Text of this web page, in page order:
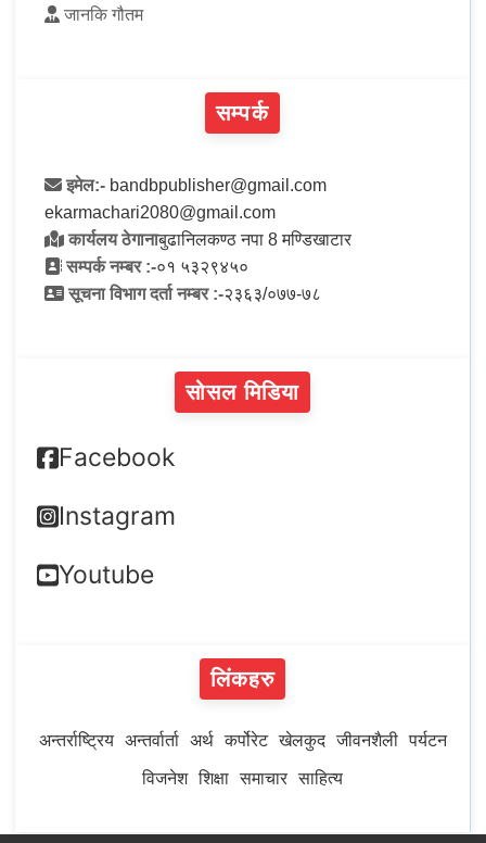
जानकि गौतम
सम्पर्क
इमेल:- bandbpublisher@gmail.com
ekarmachari2080@gmail.com
कार्यलय ठेगानाबुढानिलकण्ठ नपा 8 मण्डिखाटार
सम्पर्क नम्बर :-०१ ५३२९४५०
सूचना विभाग दर्ता नम्बर :-२३६३/०७७-७८
सोसल मिडिया
Facebook
Instagram
Youtube
लिंकहरु
अन्तर्राष्ट्रिय अन्तर्वार्ता अर्थ कर्पोरेट खेलकुद जीवनशैली पर्यटन
विजनेश शिक्षा समाचार साहित्य